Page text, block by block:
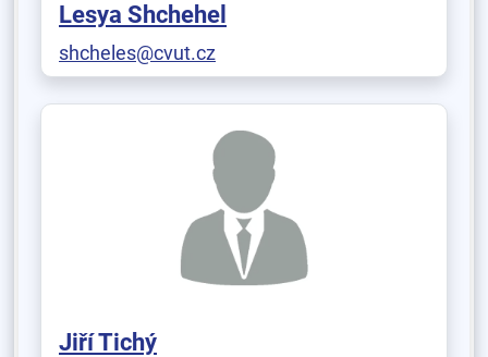
Lesya Shchehel
shcheles@cvut.cz
Jiří Tichý